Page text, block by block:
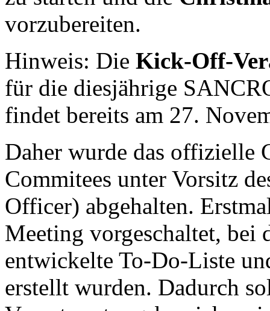
vorzubereiten.
Hinweis: Die Kick-Off-
für die diesjährige
findet bereits am 27.
Daher wurde das offizielle
Commitees unter Vorsitz
Officer) abgehalten.
Meeting vorgeschaltet, bei
entwickelte To-Do-Liste
erstellt wurden. Dadurch